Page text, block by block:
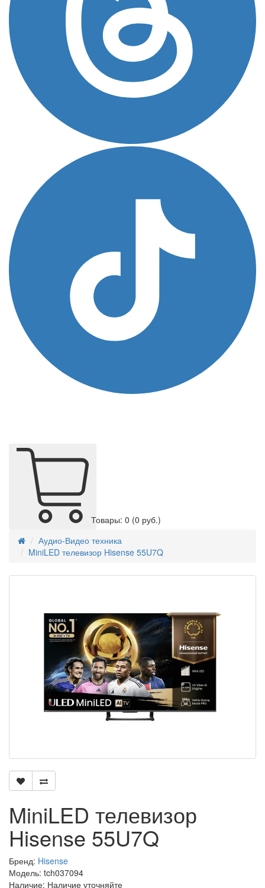
Товары: 0 (0 руб.)
Аудио-Видео техника
MiniLED телевизор Hisense 55U7Q
MiniLED телевизор
Hisense 55U7Q
Бренд: Hisense
Модель: tch037094
Наличие: Наличие уточняйте